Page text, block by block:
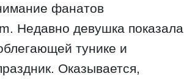
фанатов
Недавно девушка показала
тунике и
Оказывается,